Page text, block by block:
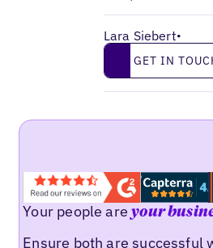
Lara Siebert•
Get in touch
GET IN
Your people areyour
Ensure both are successful